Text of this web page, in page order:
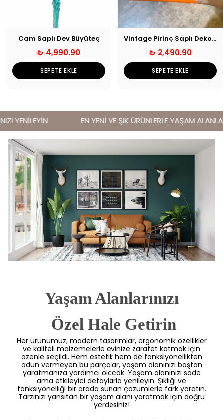
Cam Saplı Dev Büyüteç
₺ 4,990.90
SEPETE EKLE
Vintage Pirinç Saplı Dekoratif Büyüteç
₺ 2,490.90
SEPETE EKLE
YENİLEYİN EN YENİ VE ŞIK ÜRÜNLERLE YAŞAM
Yaşam Alanlarınızı
Özel Hale Getirin
Her ürünümüz, modern tasarımlar, ergonomik özellikler
ve kaliteli malzemelerle evinize zarafet katmak için
özenle seçildi. Hem estetik hem de fonksiyonellikten
ödün vermeyen bu parçalar, yaşam alanınızı baştan
yaratmanıza yardımcı olacak. Yaşam alanınızı sade
ama etkileyici detaylarla yenileyin. Şıklığı ve
fonksiyonelliği bir arada sunan çözümlerle fark yaratın.
Tarzınızı yansıtan bir yaşam alanı yaratmak için doğru
yerdesiniz!